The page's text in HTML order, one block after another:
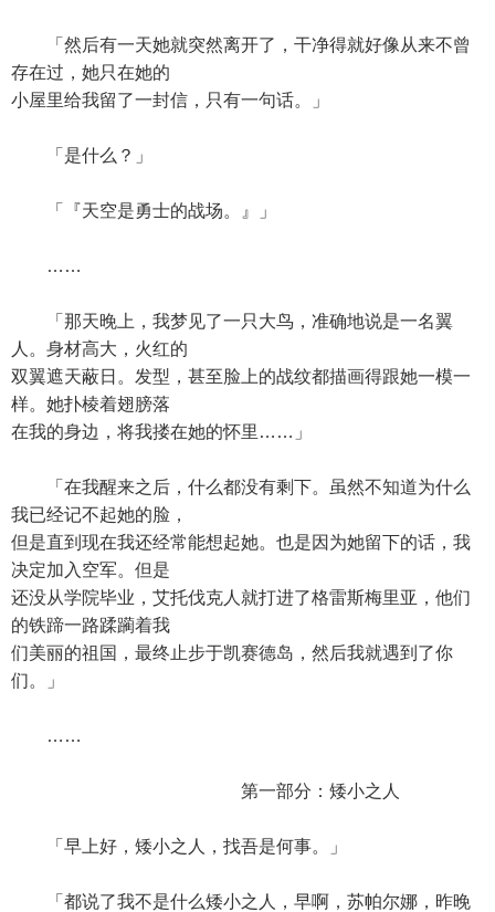
「然后有一天她就突然离开了，干净得就好像从来不曾
存在过，她只在她的
小屋里给我留了一封信，只有一句话。」
「是什么？」
「『天空是勇士的战场。』」
……
「那天晚上，我梦见了一只大鸟，准确地说是一名翼
人。身材高大，火红的
双翼遮天蔽日。发型，甚至脸上的战纹都描画得跟她一模一
样。她扑棱着翅膀落
在我的身边，将我搂在她的怀里……」
「在我醒来之后，什么都没有剩下。虽然不知道为什么
我已经记不起她的脸，
但是直到现在我还经常能想起她。也是因为她留下的话，我
决定加入空军。但是
还没从学院毕业，艾托伐克人就打进了格雷斯梅里亚，他们
的铁蹄一路蹂躏着我
们美丽的祖国，最终止步于凯赛德岛，然后我就遇到了你
们。」
……
第一部分：矮小之人
「早上好，矮小之人，找吾是何事。」
「都说了我不是什么矮小之人，早啊，苏帕尔娜，昨晚